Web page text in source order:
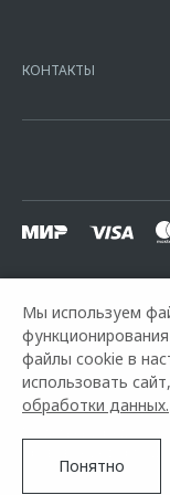
16.01.2015.
КОНТАКТЫ
Горячая линия
© 2026 К-Моторс
Мы используем
файлы cookie в
использовать
обработки данных.
Понятно